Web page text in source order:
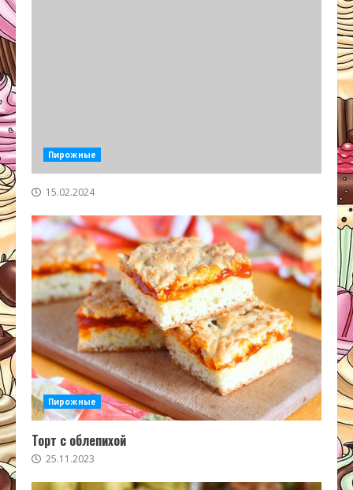
Пирожные
15.02.2024
Пирожные
Торт с облепихой
25.11.2023